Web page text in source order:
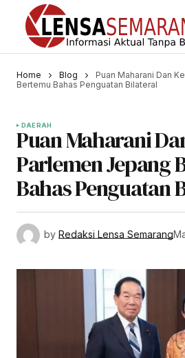
Home Blog
Puan Maharani Dan
Bertemu Bahas Penguatan Bilateral
DAERAH
Puan Maharani
Parlemen Jepang
Bahas Penguatan
by Redaksi Lensa Semarang